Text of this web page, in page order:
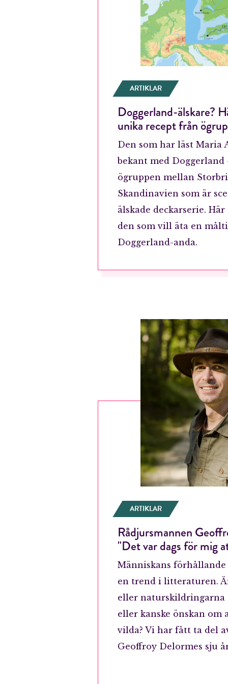
ARTIKLAR
Doggerland-älskare?
unika recept från
Den som har läst Maria
bekant med Doggerland
ögruppen mellan
Skandinavien som är
älskade deckarserie.
den som vill äta en
Doggerland-anda.
ARTIKLAR
Rådjursmannen
"Det var dags för mig
Människans
en trend i litteraturen.
eller naturskildringarna
eller kanske önskan om
vilda? Vi har fått ta del
Geoffroy Delormes sju